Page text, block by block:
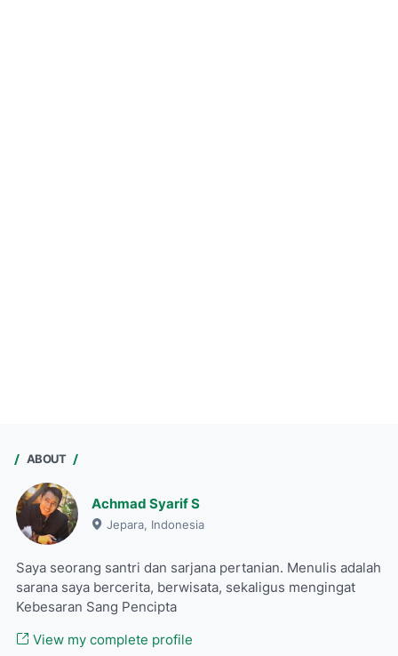
ABOUT
Achmad Syarif S
Jepara, Indonesia
Saya seorang santri dan sarjana pertanian. Menulis adalah
sarana saya bercerita, berwisata, sekaligus mengingat
Kebesaran Sang Pencipta
View my complete profile